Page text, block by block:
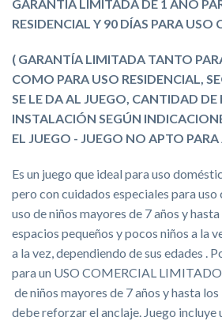
GARANTÍA LIMITADA DE 1 AÑO
RESIDENCIAL Y 90 DÍAS PARA USO
( GARANTÍA LIMITADA TANTO
COMO PARA USO RESIDENCIAL,
SE LE DA AL JUEGO, CANTIDAD
INSTALACIÓN SEGÚN
EL JUEGO - JUEGO NO APTO
Es un juego que ideal para uso
pero con cuidados especiales para
uso de niños mayores de 7 años y
espacios pequeños y pocos niños a la
a la vez, dependiendo de sus edades .
para un USO COMERCIAL
de niños mayores de 7 años y hasta
debe reforzar el anclaje. Juego incluye